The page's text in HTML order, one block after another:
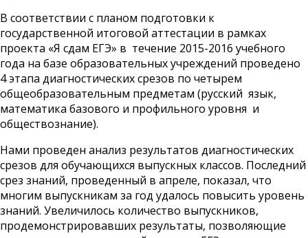
В соответствии с планом подготовки к
государственной итоговой аттестации в рамках
проекта «Я сдам ЕГЭ» в течение 2015-2016 учебного
года на базе образовательных учреждений проведено
4 этапа диагностических срезов по четырем
общеобразовательным предметам (русский язык,
математика базового и профильного уровня и
обществознание).
Нами проведен анализ результатов диагностических
срезов для обучающихся выпускных классов. Последний
срез знаний, проведенный в апреле, показал, что
многим выпускникам за год удалось повысить уровень
знаний. Увеличилось количество выпускников,
продемонстрировавших результаты, позволяющие